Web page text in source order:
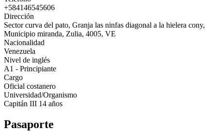
+584146545606
Dirección
Sector curva del pato, Granja las ninfas diagonal a la hielera cony,
Municipio miranda, Zulia, 4005, VE
Nacionalidad
Venezuela
Nivel de inglés
A1 - Principiante
Cargo
Oficial costanero
Universidad/Organismo
Capitán III 14 años
Pasaporte